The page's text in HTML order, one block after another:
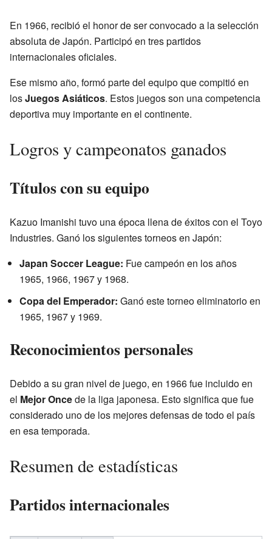
En 1966, recibió el honor de ser convocado a la selección
absoluta de Japón. Participó en tres partidos
internacionales oficiales.
Ese mismo año, formó parte del equipo que compitió en
losJuegos Asiáticos. Estos juegos son una competencia
deportiva muy importante en el continente.
Logros y campeonatos ganados
Títulos con su equipo
Kazuo Imanishi tuvo una época llena de éxitos con el Toyo
Industries. Ganó los siguientes torneos en Japón:
Japan Soccer League: Fue campeón en los años
1965, 1966, 1967 y 1968.
Copa del Emperador: Ganó este torneo eliminatorio en
1965, 1967 y 1969.
Reconocimientos personales
Debido a su gran nivel de juego, en 1966 fue incluido en
el Mejor Oncede la liga japonesa. Esto significa que fue
considerado uno de los mejores defensas de todo el país
en esa temporada.
Resumen de estadísticas
Partidos internacionales